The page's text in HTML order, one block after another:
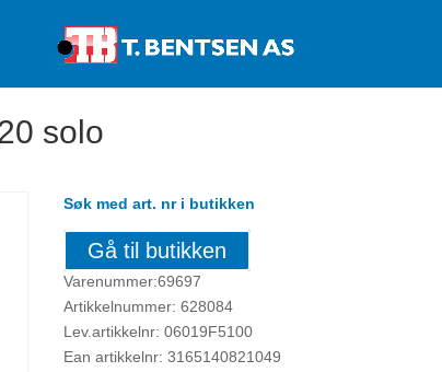
solo
Søk med art. nr i butikken
Gå til butikken
Varenummer:69697
Artikkelnummer: 628084
Lev.artikkelnr: 06019F5100
Ean artikkelnr: 3165140821049